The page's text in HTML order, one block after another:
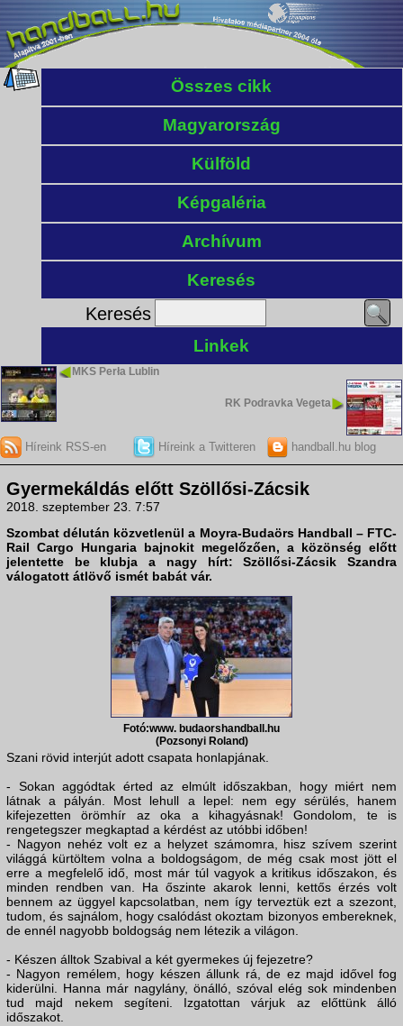
Összes cikk
Magyarország
Külföld
Képgaléria
Archívum
Keresés
Keresés
Linkek
MKS Perła Lublin
RK Podravka Vegeta
Híreink RSS-en Híreink a Twitteren handball.hu blog
Gyermekáldás előtt Szöllősi-Zácsik
2018. szeptember 23. 7:57
Szombat délután közvetlenül a Moyra-Budaörs Handball – FTC-
Rail Cargo Hungaria bajnokit megelőzően, a közönség előtt
jelentette be klubja a nagy hírt: Szöllősi-Zácsik Szandra
válogatott átlövő ismét babát vár.
Fotó:www. budaorshandball.hu
(Pozsonyi Roland)
Szani rövid interjút adott csapata honlapjának.
- Sokan aggódtak érted az elmúlt időszakban, hogy miért nem
látnak a pályán. Most lehull a lepel: nem egy sérülés, hanem
kifejezetten örömhír az oka a kihagyásnak! Gondolom, te is
rengetegszer megkaptad a kérdést az utóbbi időben!
- Nagyon nehéz volt ez a helyzet számomra, hisz szívem szerint
világgá kürtöltem volna a boldogságom, de még csak most jött el
erre a megfelelő idő, most már túl vagyok a kritikus időszakon, és
minden rendben van. Ha őszinte akarok lenni, kettős érzés volt
bennem az üggyel kapcsolatban, nem így terveztük ezt a szezont,
tudom, és sajnálom, hogy csalódást okoztam bizonyos embereknek,
de ennél nagyobb boldogság nem létezik a világon.
- Készen álltok Szabival a két gyermekes új fejezetre?
- Nagyon remélem, hogy készen állunk rá, de ez majd idővel fog
kiderülni. Hanna már nagylány, önálló, szóval elég sok mindenben
tud majd nekem segíteni. Izgatottan várjuk az előttünk álló
időszakot.